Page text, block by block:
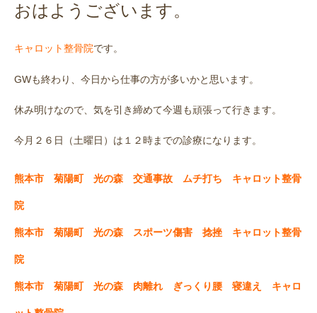
おはようございます。
キャロット整骨院です。
GWも終わり、今日から仕事の方が多いかと思います。
休み明けなので、気を引き締めて今週も頑張って行きます。
今月２６日（土曜日）は１２時までの診療になります。
熊本市 菊陽町 光の森 交通事故 ムチ打ち キャロット整骨
院
熊本市 菊陽町 光の森 スポーツ傷害 捻挫 キャロット整骨
院
熊本市 菊陽町 光の森 肉離れ ぎっくり腰 寝違え キャロ